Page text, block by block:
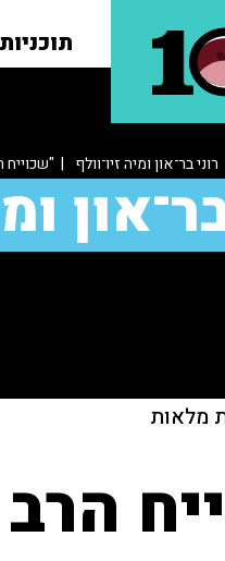
תוכניות
רוני בר־און ומיה זיו־וולף | "שכוייח
מלאות